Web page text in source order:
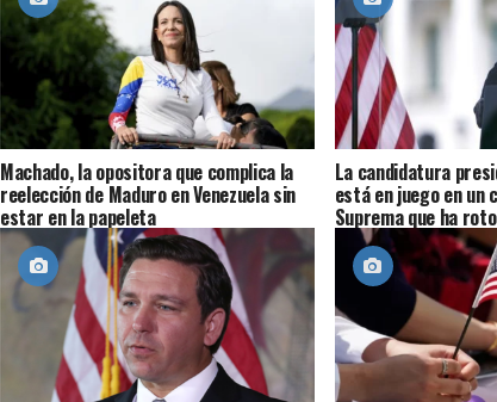
Machado, la opositora que complica la
reelección de Maduro en Venezuela sin
estar en la papeleta
La candidatura
está en juego en un
Suprema que ha
legal